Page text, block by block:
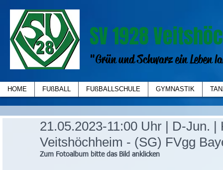
SV 1928
"Grün und Schwarz ein Leben
HOME FUßBALL FUßBALLSCHULE GYMNASTIK
21.05.2023-11:00 Uhr | D-Jun.
Veitshöchheim - (SG) FVgg
Zum Fotoalbum bitte das Bild anklicken